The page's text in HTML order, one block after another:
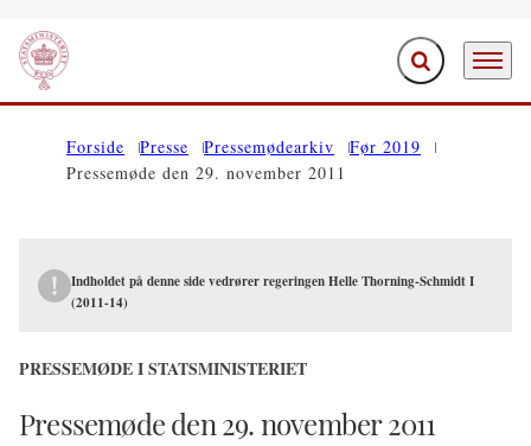
Gå til forsiden Fold søgefelt ud
Menu
Forside Presse Pressemødearkiv
Før 2019
Pressemøde den 29. november 2011
Indholdet på denne side vedrører regeringen Helle Thorning-Schmidt I
(2011-14)
PRESSEMØDE I STATSMINISTERIET
Pressemøde den 29. november 2011